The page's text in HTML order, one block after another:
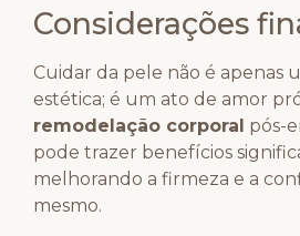
Considerações
Cuidar da pele não é apenas
estética; é um ato de amor
remodelação corporal pós-
pode trazer benefícios
melhorando a firmeza e a
mesmo.